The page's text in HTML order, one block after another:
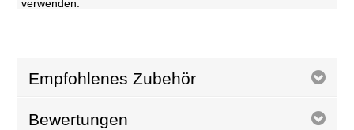
verwenden.
Empfohlenes Zubehör
Bewertungen